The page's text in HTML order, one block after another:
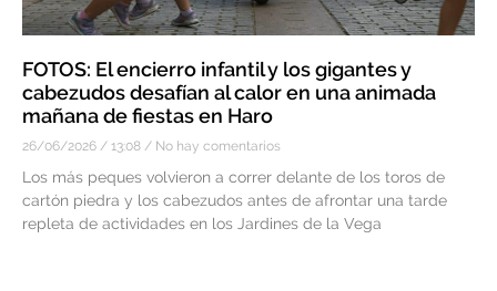
FOTOS: El encierro infantil y los gigantes y
cabezudos desafían al calor en una animada
mañana de fiestas en Haro
26/06/2026 13:08 No hay comentarios
Los más peques volvieron a correr delante de los toros de
cartón piedra y los cabezudos antes de afrontar una tarde
repleta de actividades en los Jardines de la Vega